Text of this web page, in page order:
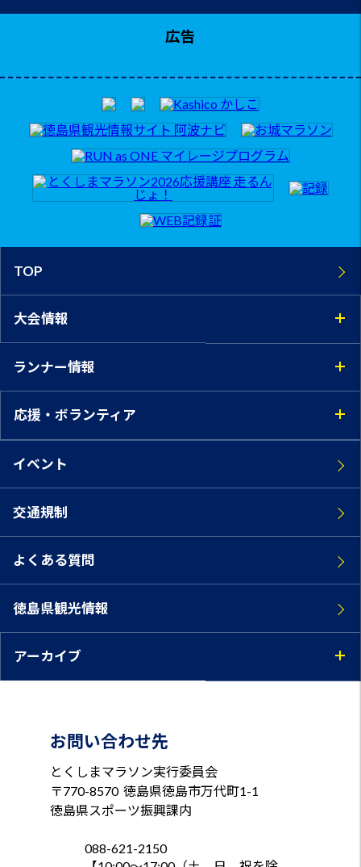
広告
TOP
大会情報
ランナー情報
応援・ボランティア
イベント
交通規制
よくある質問
徳島県観光情報
アーカイブ
お問い合わせ先
とくしまマラソン実行委員会
〒770-8570 徳島県徳島市万代町1-1
徳島県スポーツ振興課内
088-621-2150